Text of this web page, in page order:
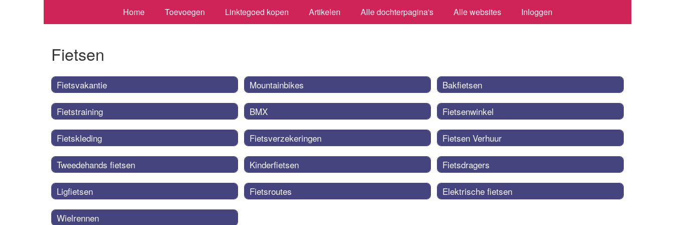
Home Toevoegen Linktegoed kopen Artikelen Alle dochterpagina's Alle websites Inloggen
Fietsen
Fietsvakantie
Fietstraining
Fietskleding
Tweedehands fietsen
Ligfietsen
Wielrennen
Mountainbikes
BMX
Fietsverzekeringen
Kinderfietsen
Fietsroutes
Bakfietsen
Fietsenwinkel
Fietsen Verhuur
Fietsdragers
Elektrische fietsen